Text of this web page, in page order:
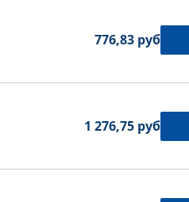
776,83 руб.
1 276,75 руб.